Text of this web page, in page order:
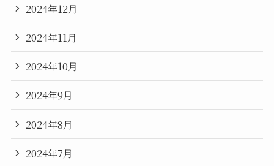
2024年12月
2024年11月
2024年10月
2024年9月
2024年8月
2024年7月